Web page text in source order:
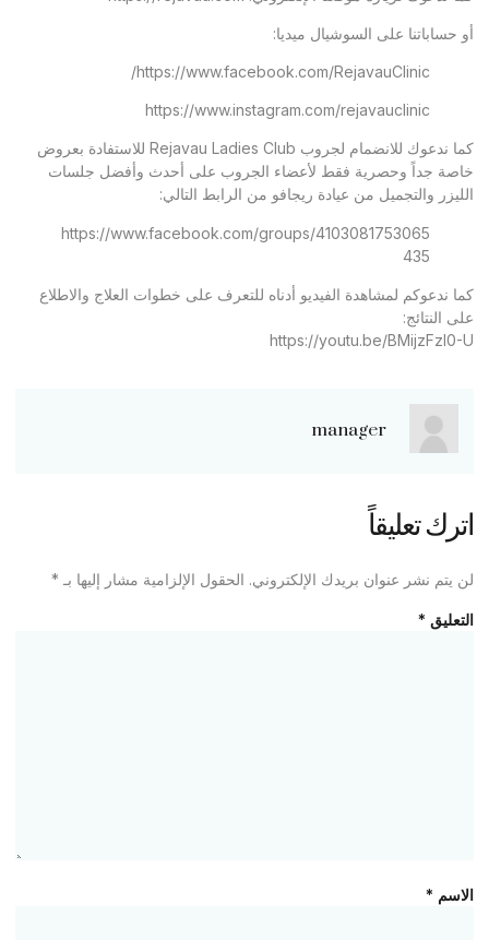
أو حساباتنا على السوشيال ميديا:
https://www.facebook.com/RejavauClinic/
https://www.instagram.com/rejavauclinic
كما ندعوك للانضمام لجروب Rejavau Ladies Club للاستفادة بعروض
خاصة جداً وحصرية فقط لأعضاء الجروب على أحدث وأفضل جلسات
الليزر والتجميل من عيادة ريجافو من الرابط التالي:
https://www.facebook.com/groups/4103081753065
435
كما ندعوكم لمشاهدة الفيديو أدناه للتعرف على خطوات العلاج والاطلاع
على النتائج:
https://youtu.be/BMijzFzl0-U
manager
اترك تعليقاً
لن يتم نشر عنوان بريدك الإلكتروني. الحقول الإلزامية مشار إليها بـ *
التعليق *
الاسم *